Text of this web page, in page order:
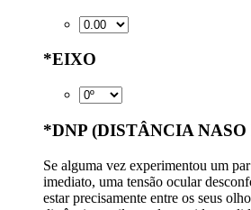
*EIXO
*DNP (DISTÂNCIA
Se alguma vez experimentou um
imediato, uma tensão ocular
estar precisamente entre os seus